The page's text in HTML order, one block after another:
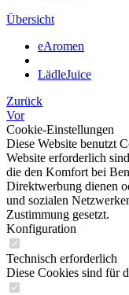
Übersicht
eAromen
LädleJuice
Zurück
Vor
Cookie-Einstellungen
Diese Website benutzt
Website erforderlich
die den Komfort bei
Direktwerbung dienen
und sozialen
Zustimmung gesetzt.
Konfiguration
Technisch erforderlich
Diese Cookies sind für